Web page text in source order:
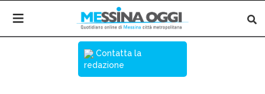
Contatta la
redazione